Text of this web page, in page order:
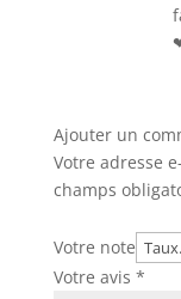
Ajouter un
Votre adresse
champs
Votre note
Votre avis *